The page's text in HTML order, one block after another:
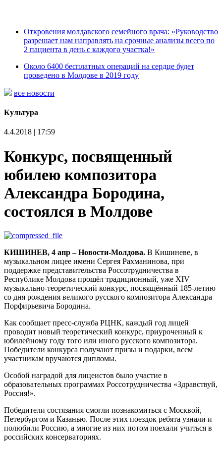
Откровения молдавского семейного врача: «Руководство
разрешает нам направлять на срочные анализы всего по
2 пациента в день с каждого участка!»
Около 6400 бесплатных операций на сердце будет
проведено в Молдове в 2019 году
все новости
Культура
4.4.2018 | 17:59
Конкурс, посвященный
юбилею композитора
Александра Бородина,
состоялся в Молдове
КИШИНЕВ, 4 апр – Новости-Молдова. В Кишиневе, в
музыкальном лицее имени Сергея Рахманинова, при
поддержке представительства Россотрудничества в
Республике Молдова прошёл традиционный, уже XIV
музыкально-теоретический конкурс, посвящённый 185-летию
со дня рождения великого русского композитора Александра
Порфирьевича Бородина.
Как сообщает пресс-служба РЦНК, каждый год лицей
проводит новый теоретический конкурс, приуроченный к
юбилейному году того или иного русского композитора.
Победители конкурса получают призы и подарки, всем
участникам вручаются дипломы.
Особой наградой для лицеистов было участие в
образовательных программах Россотрудничества «Здравствуй,
Россия!».
Победители состязания смогли познакомиться с Москвой,
Петербургом и Казанью. После этих поездок ребята узнали и
полюбили Россию, а многие из них потом поехали учиться в
российских консерваториях.